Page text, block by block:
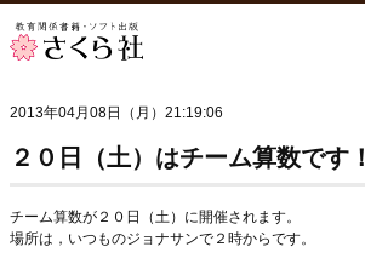
2013年04月08日（月）21:19:06
２０日（土）はチーム算数です！
チーム算数が２０日（土）に開催されます。
場所は，いつものジョナサンで２時からです。